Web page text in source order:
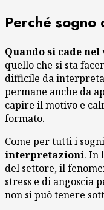
Perché
Quando si cade nel
quello che si sta
difficile da
permane anche da
capire il motivo e
formato.
Come per tutti i
interpretazioni. In
del settore, il
stress e di angoscia
non si può tenere